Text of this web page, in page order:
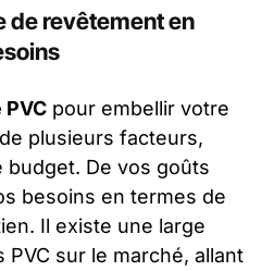
de revêtement en
PVC pour embellir votre
plusieurs facteurs,
budget. De vos goûts
besoins en termes de
Il existe une large
PVC sur le marché, allant